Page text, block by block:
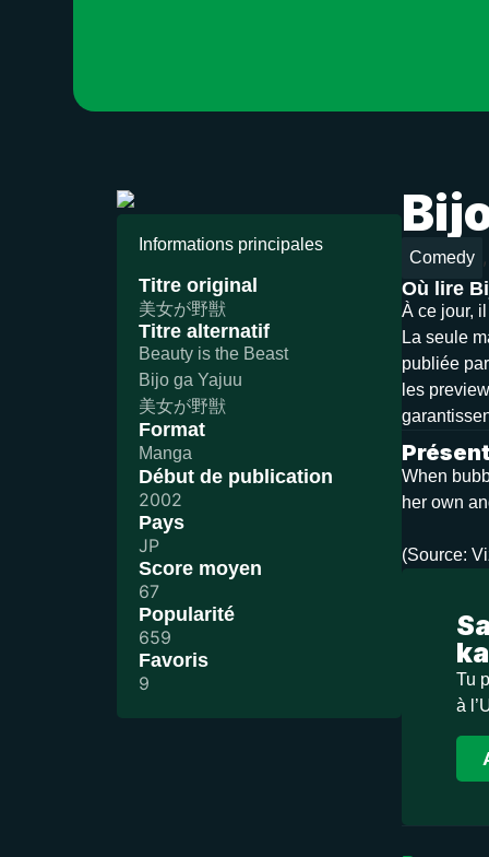
Comedy ,
Où lire
À ce jour,
La seule
publiée
les
When
her own
(Source:
Tu
à
Informations principales
Titre original
美女が野獣
Titre alternatif
Beauty is the Beast
Bijo ga Yajuu
美女が野獣
Format
Manga
Début de publication
2002
Pays
JP
Score moyen
67
Popularité
659
Favoris
9